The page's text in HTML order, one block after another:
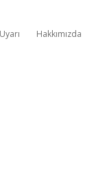
Hakkımızda